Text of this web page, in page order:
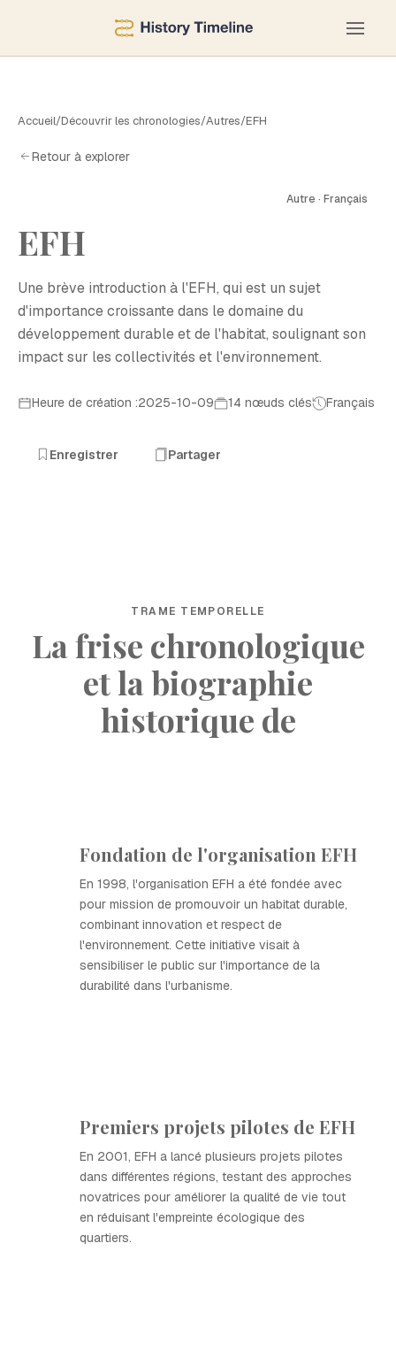
Accueil/Découvrir les chronologies/Autres/EFH
Retour à explorer
Autre · Français
EFH
Une brève introduction à l'EFH, qui est un sujet
d'importance croissante dans le domaine du
développement durable et de l'habitat, soulignant son
impact sur les collectivités et l'environnement.
Heure de création :2025-10-09 14 nœuds clés Français
Enregistrer Partager
TRAME TEMPORELLE
La frise chronologique
et la biographie
historique de
Fondation de l'organisation EFH
En 1998, l'organisation EFH a été fondée avec
pour mission de promouvoir un habitat durable,
combinant innovation et respect de
l'environnement. Cette initiative visait à
sensibiliser le public sur l'importance de la
durabilité dans l'urbanisme.
Premiers projets pilotes de EFH
En 2001, EFH a lancé plusieurs projets pilotes
dans différentes régions, testant des approches
novatrices pour améliorer la qualité de vie tout
en réduisant l'empreinte écologique des
quartiers.